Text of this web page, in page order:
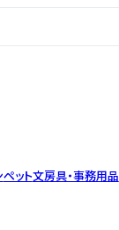
ペット文房具・事務用品